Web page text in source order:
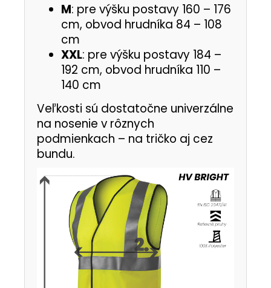
M: pre výšku postavy 160 – 176
cm, obvod hrudníka 84 – 108
cm
XXL: pre výšku postavy 184 –
192 cm, obvod hrudníka 110 –
140 cm
Veľkosti sú dostatočne univerzálne
na nosenie v rôznych
podmienkach – na tričko aj cez
bundu.